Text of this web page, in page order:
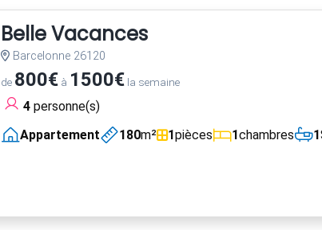
Belle Vacances
Barcelonne 26120
de 800€à 1500€la semaine
4personne(s)
Appartement
180m² 1pièces 1chambres 1